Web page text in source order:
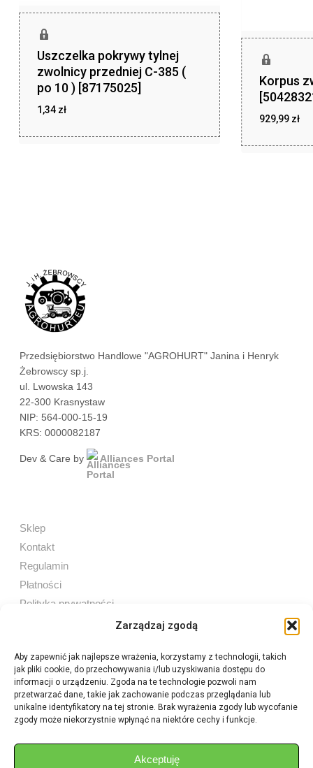
Zarządzaj zgodą
Aby zapewnić jak najlepsze wrażenia, korzystamy z technologii, takich
jak pliki cookie, do przechowywania i/lub uzyskiwania dostępu do
informacji o urządzeniu. Zgoda na te technologie pozwoli nam
przetwarzać dane, takie jak zachowanie podczas przeglądania lub
unikalne identyfikatory na tej stronie. Brak wyrażenia zgody lub wycofanie
zgody może niekorzystnie wpłynąć na niektóre cechy i funkcje.
Akceptuję
Uszczelka pokrywy tylnej
zwolnicy przedniej C-385 (
po 10 ) [87175025]
1,34 zł
Korpus
929,99 zł
Przedsiębiorstwo Handlowe "AGROHURT" Janina i Henryk
Żebrowscy sp.j.
ul. Lwowska 143
22-300 Krasnystaw
NIP: 564-000-15-19
KRS: 0000082187
Dev & Care by Alliances Portal
Sklep
Kontakt
Regulamin
Płatności
Polityka prywatności
Sprzedaż internetowa
Tel:605 603 753
Sprzedaż detaliczna
aukcje.agrohurt@gmail.com